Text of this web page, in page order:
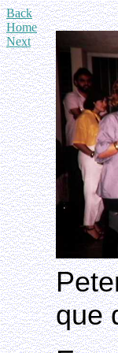
Back
Home
Next
que